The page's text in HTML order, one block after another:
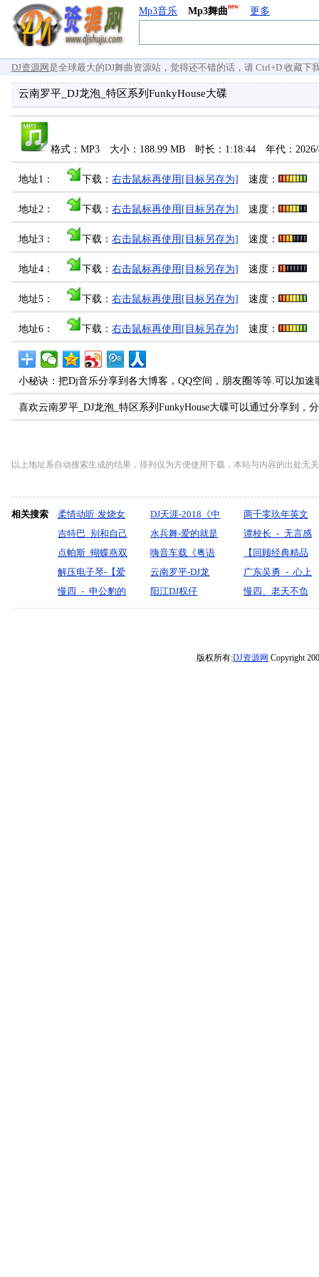
Mp3音乐 Mp3舞曲new 更多
DJ资源网 是全球最大的DJ舞曲资源站，觉得还不错的话，请 Ctrl+D 收藏下
云南罗平_DJ龙泡_特区系列FunkyHouse大碟
格式：MP3 大小：188.99 MB 时长：1:18:44 年代：
地址1： 下载： 右击鼠标再使用[目标另存为] 速度：
地址2： 下载： 右击鼠标再使用[目标另存为] 速度：
地址3： 下载： 右击鼠标再使用[目标另存为] 速度：
地址4： 下载： 右击鼠标再使用[目标另存为] 速度：
地址5： 下载： 右击鼠标再使用[目标另存为] 速度：
地址6： 下载： 右击鼠标再使用[目标另存为] 速度：
小秘诀：把Dj音乐分享到各大博客，QQ空间，朋友圈等等.可以加速
喜欢云南罗平_DJ龙泡_特区系列FunkyHouse大碟可以通过分享到，
以上地址系自动搜索生成的结果，排列仅为方便使用下载，本站与内容的出处无
相关搜索
柔情动听·发烧女
声《你是我的传
说》车载大碟-酷
音领域-dj贝奇
mix
DJ天涯-2018《中
文电音慢摇【不
仅仅是喜欢】开
车必放的中文车
载大碟》
两千零玖年英文
极品跳舞大碟
吉特巴_别和自己
过不去_(DJ阿能
版)【肖雨蒙】-
宝剑制作
水兵舞-爱的就是
你-思雨vs龙宇星
（太原-王源制
作）
谭校长_-_无言感
激(Dj菜仔_Dj小
秋
_ProgHouse_Mix
点帕斯_蝴蝶燕双
飞_(对唱版)【杰
哥哥、章芮晗】-
嗨音车载《粤语
老歌新打【宇宙
最强】如果想开
【回顾经典精品
商业慢摇超重低
音】2024【DJ邹
解压电子琴-【爱
在深秋vs纸飞机
云南罗平-DJ龙
泡-卸姐专用中文
广东吴勇_-_心上
伊犁(DJ欧东
慢四_-_申公豹的
阳江DJ权仔
慢四、老天不负
版权所有:DJ资源网 Copyright